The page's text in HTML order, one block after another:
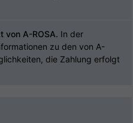
von A-ROSA. In der
zu den von A-
die Zahlung erfolgt